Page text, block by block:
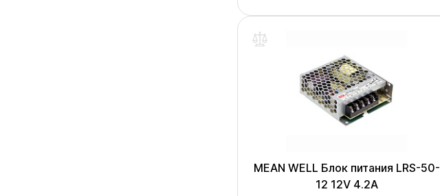
MEAN WELL Блок питания LRS-50-
12 12V 4.2A